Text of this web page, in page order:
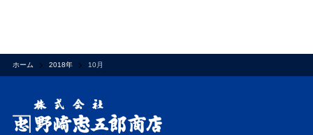
ホーム 2018年 10月